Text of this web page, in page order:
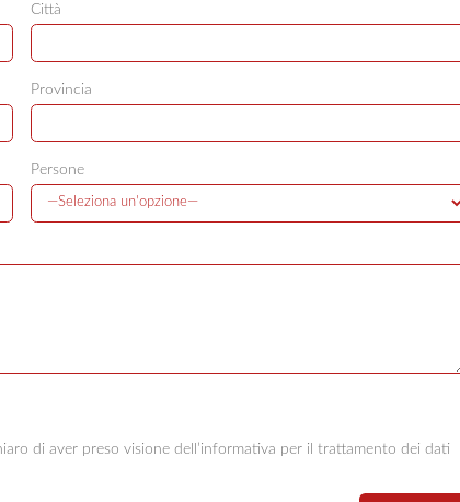
Città
Provincia
Persone
di aver preso visione dell’informativa per il trattamento dei dati